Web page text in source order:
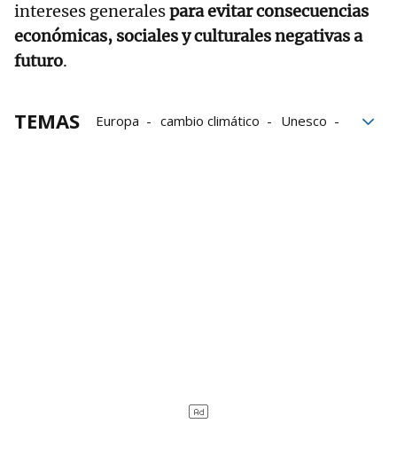
intereses generalespara evitar consecuencias
económicas, sociales y culturales negativas a
futuro.
TEMAS Europa cambio climático
Unesco